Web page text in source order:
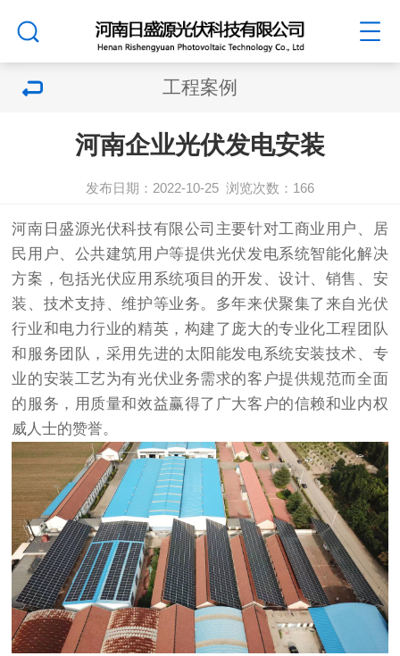
工程案例
河南企业光伏发电安装
发布日期：2022-10-25 浏览次数： 166
河南日盛源光伏科技有限公司主要针对工商业用户、居
民用户、公共建筑用户等提供光伏发电系统智能化解决
方案，包括光伏应用系统项目的开发、设计、销售、安
装、技术支持、维护等业务。多年来伏聚集了来自光伏
行业和电力行业的精英，构建了庞大的专业化工程团队
和服务团队，采用先进的太阳能发电系统安装技术、专
业的安装工艺为有光伏业务需求的客户提供规范而全面
的服务，用质量和效益赢得了广大客户的信赖和业内权
威人士的赞誉。